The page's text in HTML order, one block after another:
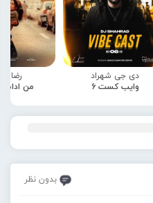
دی جی شهراد
وایب کست 6
رضا
من
بدون نظر